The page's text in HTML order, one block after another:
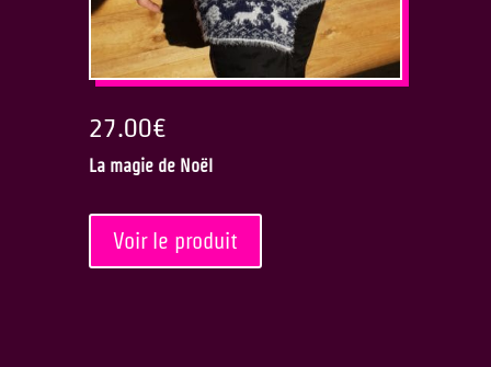
27.00€
La magie de Noël
Voir le produit